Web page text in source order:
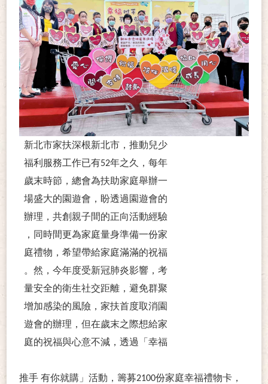
新北市家扶深根新北市，推動兒少
福利服務工作已有52年之久，每年
歲末時節，總會為扶助家庭舉辦一
場盛大的園遊會，盼透過園遊會的
辦理，共創親子間的正向活動經驗
，同時間更為家庭量身準備一份家
庭禮物，希望帶給家庭滿滿的祝福
。然，今年度受新冠肺炎影響，考
量安全的衛生社交距離，避免群聚
增加感染的風險，家扶首度取消園
遊會的辦理，但在歲末之際想給家
庭的祝福與心意不減，透過「幸福
推手 有你就購」活動，籌募2100份家庭幸福禮物卡，